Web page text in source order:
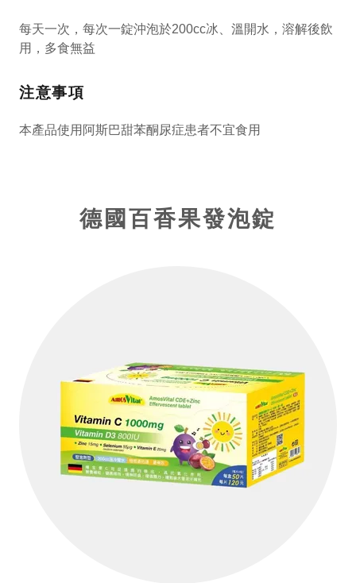
每天一次，每次一錠沖泡於200cc冰、溫開水，溶解後飲
用，多食無益
注意事項
本產品使用阿斯巴甜苯酮尿症患者不宜食用
德國百香果發泡錠